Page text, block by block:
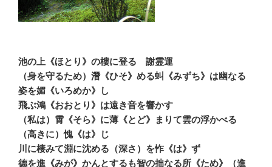
池の上《ほとり》の樓に登る 謝霊運
（身を守るため）潛《ひそ》める虯《みずち》は幽なる
姿を媚《いろめか》し
飛ぶ鴻《おおとり》は遠き音を響かす
（私は）霄《そら》に薄《とど》まりて雲の浮かべる
（高きに）愧《は》じ
川に棲みて淵に沈める（深さ）を怍《は》ず
德を進《みが》かんとするも智の拙なる所《ため》（進